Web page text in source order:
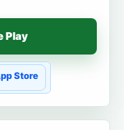
Play
Store